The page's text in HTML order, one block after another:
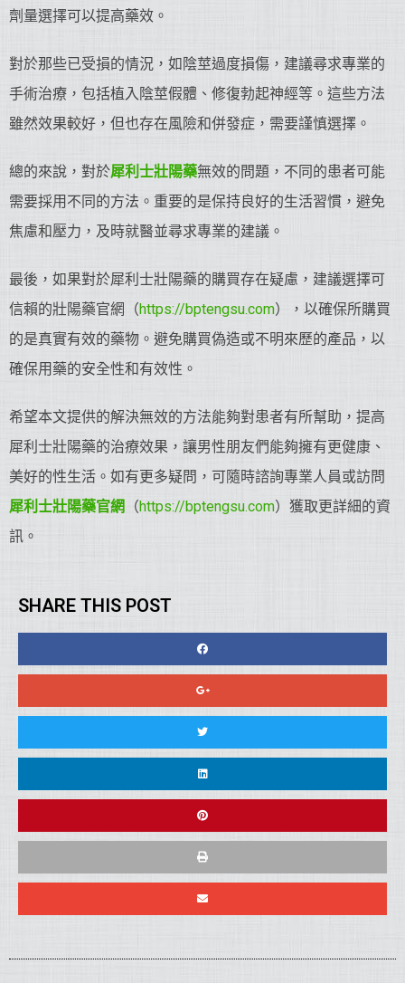
劑量選擇可以提高藥效。
對於那些已受損的情況，如陰莖過度損傷，建議尋求專業的
手術治療，包括植入陰莖假體、修復勃起神經等。這些方法
雖然效果較好，但也存在風險和併發症，需要謹慎選擇。
總的來說，對於犀利士壯陽藥無效的問題，不同的患者可能
需要採用不同的方法。重要的是保持良好的生活習慣，避免
焦慮和壓力，及時就醫並尋求專業的建議。
最後，如果對於犀利士壯陽藥的購買存在疑慮，建議選擇可
信賴的壯陽藥官網（https://bptengsu.com），以確保所購買
的是真實有效的藥物。避免購買偽造或不明來歷的產品，以
確保用藥的安全性和有效性。
希望本文提供的解決無效的方法能夠對患者有所幫助，提高
犀利士壯陽藥的治療效果，讓男性朋友們能夠擁有更健康、
美好的性生活。如有更多疑問，可隨時諮詢專業人員或訪問
犀利士壯陽藥官網 （https://bptengsu.com）獲取更詳細的資
訊。
SHARE THIS POST